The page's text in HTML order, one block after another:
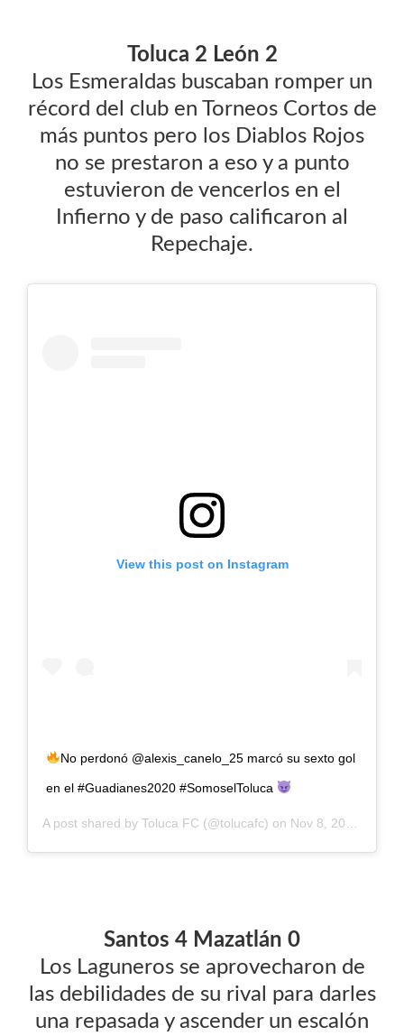
Toluca 2 León 2
Los Esmeraldas buscaban romper un
récord del club en Torneos Cortos de
más puntos pero los Diablos Rojos
no se prestaron a eso y a punto
estuvieron de vencerlos en el
Infierno y de paso calificaron al
Repechaje.
View this post on Instagram
No perdonó @alexis_canelo_25 marcó su sexto gol
en el #Guadianes2020 #SomoselToluca
A post shared by Toluca FC (@tolucafc) on Nov 8, 2020 at 11:38am PST
Santos 4 Mazatlán 0
Los Laguneros se aprovecharon de
las debilidades de su rival para darles
una repasada y ascender un escalón